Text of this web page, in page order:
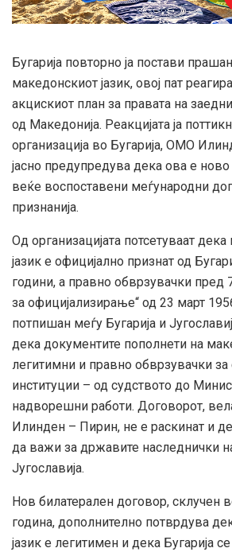
Бугарија повторно ја постави
македонскиот јазик, овој пат
акцискиот план за правата на
од Македонија. Реакцијата ја
организација во Бугарија, ОМО
јасно предупредува дека ова е
веќе воспоставени меѓународни
признанија.
Од организацијата потсетуваат
јазик е официјално признат од
години, а правно обврзувачки пред
за официјализирање“ од 23 март
потпишан меѓу Бугарија и
дека документите пополнети на
легитимни и правно обврзувачки за
институции – од судството до
надворешни работи. Договорот,
Илинден – Пирин, не е раскинат и
да важи за државите наследнички
Југославија.
Нов билатерален договор, склучен
година, дополнително потврдува
јазик е легитимен и дека Бугарија